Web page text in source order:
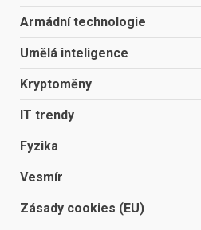
Armádní technologie
Umělá inteligence
Kryptoměny
IT trendy
Fyzika
Vesmír
Zásady cookies (EU)